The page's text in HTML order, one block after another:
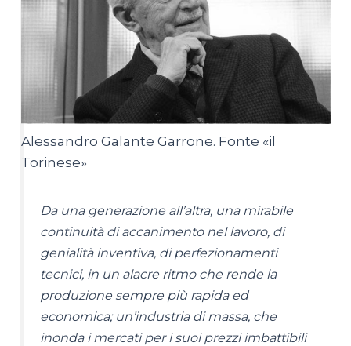
Alessandro Galante Garrone. Fonte «il
Torinese»
Da una generazione all’altra, una mirabile
continuità di accanimento nel lavoro, di
genialità inventiva, di perfezionamenti
tecnici, in un alacre ritmo che rende la
produzione sempre più rapida ed
economica; un’industria di massa, che
inonda i mercati per i suoi prezzi imbattibili